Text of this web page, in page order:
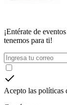
¡Entérate de
tenemos para ti!
Acepto las políticas